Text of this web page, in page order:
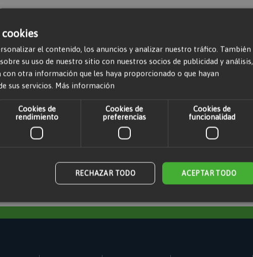
el contenido, los anuncios y analizar nuestro tráfico. También
su uso de nuestro sitio con nuestros socios de publicidad y análisis,
con otra información que les haya proporcionado o que hayan
sus servicios. Más información
Cookies de
rendimiento
Cookies de
preferencias
Cookies de
funcionalidad
ACEPTAR TODO
RECHAZAR TODO